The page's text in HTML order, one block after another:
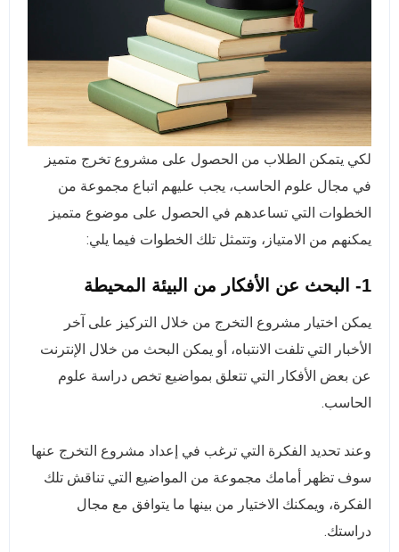
لكي يتمكن الطلاب من الحصول على مشروع تخرج متميز
في مجال علوم الحاسب، يجب عليهم اتباع مجموعة من
الخطوات التي تساعدهم في الحصول على موضوع متميز
يمكنهم من الامتياز، وتتمثل تلك الخطوات فيما يلي:
1- البحث عن الأفكار من البيئة المحيطة
يمكن اختيار مشروع التخرج من خلال التركيز على آخر
الأخبار التي تلفت الانتباه، أو يمكن البحث من خلال الإنترنت
عن بعض الأفكار التي تتعلق بمواضيع تخص دراسة علوم
الحاسب.
وعند تحديد الفكرة التي ترغب في إعداد مشروع التخرج عنها
سوف تظهر أمامك مجموعة من المواضيع التي تناقش تلك
الفكرة، ويمكنك الاختيار من بينها ما يتوافق مع مجال
دراستك.